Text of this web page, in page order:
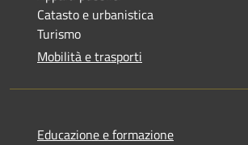
Catasto e urbanistica
Turismo
Mobilità e trasporti
Educazione e formazione